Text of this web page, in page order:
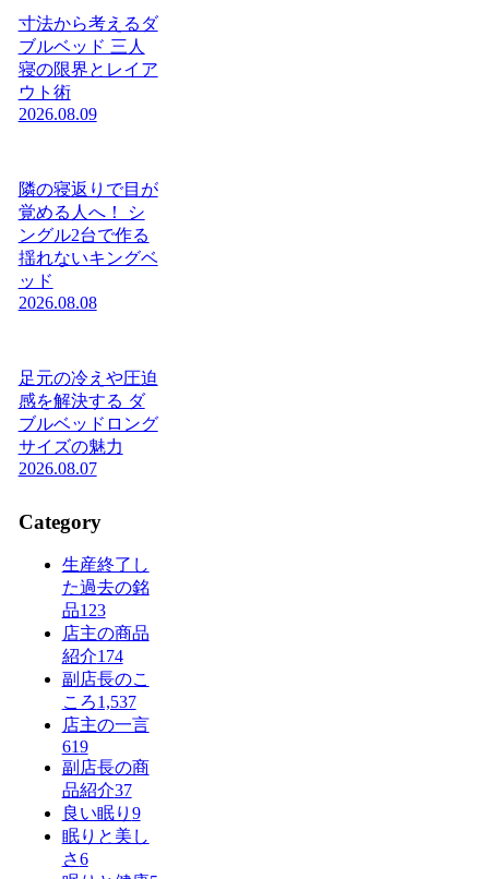
寸法から考えるダ
ブルベッド 三人
寝の限界とレイア
ウト術
2026.08.09
隣の寝返りで目が
覚める人へ！ シ
ングル2台で作る
揺れないキングベ
ッド
2026.08.08
足元の冷えや圧迫
感を解決する ダ
ブルベッドロング
サイズの魅力
2026.08.07
Category
生産終了し
た過去の銘
品123
店主の商品
紹介174
副店長のこ
ころ1,537
店主の一言
619
副店長の商
品紹介37
良い眠り 9
眠りと美し
さ6